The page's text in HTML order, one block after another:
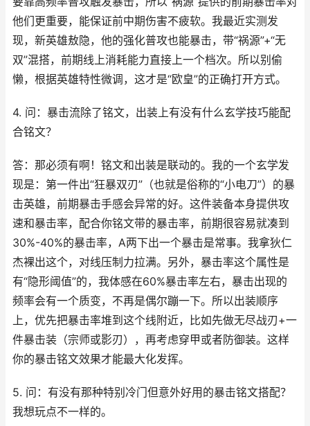
他们更重要，能保证前中期伤害不疲软。我最近实测发
现，新英雄敖隐，他的强化普攻也能暴击，带“祸源”+“无
双”混搭，前期线上消耗能力直接上一个档次。所以别偷
懒，根据英雄特性微调，这才是“欧皇”的正确打开方式。
4. 问：暴击流除了铭文，出装上有没有什么玄学技巧能配
合铭文？
答：那必须有啊！铭文和出装是联动的。我的一个玄学发
现是：第一件出“狂暴双刃”（也就是俗称的“小电刀”）的暴
击英雄，前期暴击手感会异常的好。这件装备本身提供攻
速和暴击率，配合你铭文带的暴击率，前期很容易就凑到
30%-40%的暴击率，A两下出一个暴击是常事。我拿狄仁
杰裸出这个，对线压制力拉满。另外，暴击率这个属性是
有“隐形阈值”的，我体感在60%暴击率左右，暴击出现的
频率会有一个质变，不再是偶尔蹦一下。所以出装顺序
上，优先把暴击率堆到这个线附近，比如先做无尽战刃+一
件暴击装（宗师或影刃），再考虑穿甲或者防御装。这样
你的暴击铭文效果才能最大化发挥。
5. 问：有没有那种特别冷门但意外好用的暴击铭文搭配？
我想玩点不一样的。